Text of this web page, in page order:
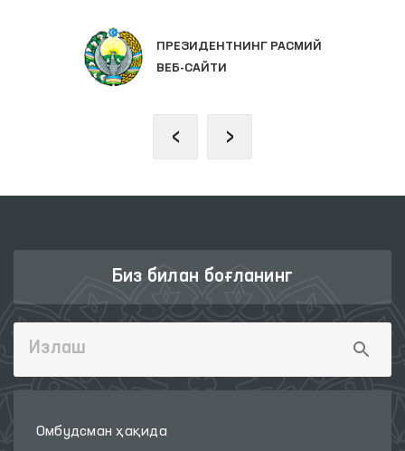
ПРЕЗИДЕНТНИНГ РАСМИЙ
ВЕБ-САЙТИ
‹ ›
Биз билан боғланинг
Омбудсман ҳақида